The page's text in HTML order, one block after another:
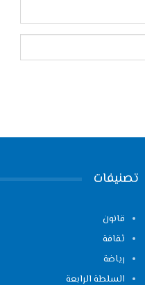
تصنيفات
قانون
ثقافة
رياضة
السلطة الرابعة